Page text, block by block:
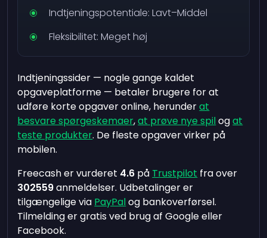
Indtjeningspotentiale: Lavt–Middel
Fleksibilitet: Meget høj
Indtjeningssider — nogle gange kaldet
opgaveplatforme — betaler brugere for at
udføre korte opgaver online, herunderat
besvare spørgeskemaer,at prøve nye spilogat
teste produkter. De fleste opgaver virker på
mobilen.
Freecash er vurderet 4.6 på Trustpilot fra over
302559anmeldelser. Udbetalinger er
tilgængelige via PayPalog bankoverførsel.
Tilmelding er gratis ved brug af Google eller
Facebook.